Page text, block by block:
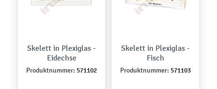
Skelett in Plexiglas -
Eidechse
Produktnummer: 571102
Skelett in Plexiglas -
Fisch
Produktnummer: 571103